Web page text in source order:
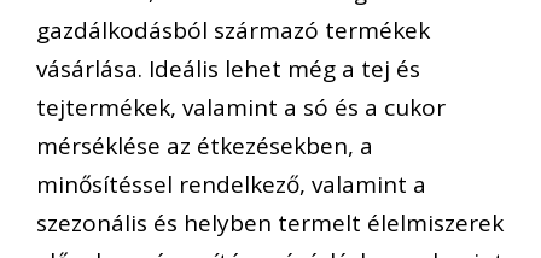
gazdálkodásból származó termékek
vásárlása. Ideális lehet még a tej és
tejtermékek, valamint a só és a cukor
mérséklése az étkezésekben, a
minősítéssel rendelkező, valamint a
szezonális és helyben termelt élelmiszerek